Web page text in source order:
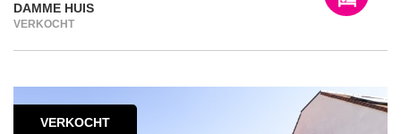
DAMME HUIS
VERKOCHT
VERKOCHT